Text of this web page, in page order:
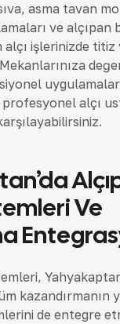
asma tavan
ve alçıpan
işlerinizde
alçı
Ve
kazandırmanın
de entegre